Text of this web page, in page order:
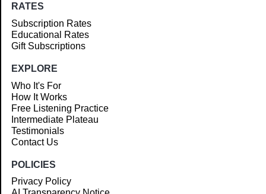
RATES
Subscription Rates
Educational Rates
Gift Subscriptions
EXPLORE
Who It's For
How It Works
Free Listening Practice
Intermediate Plateau
Testimonials
Contact Us
POLICIES
Privacy Policy